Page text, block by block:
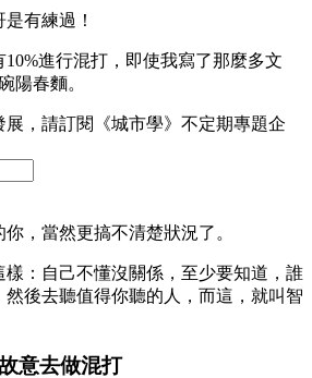
有練過！
進行混打，即使我寫了那麼多文
陽春麵。
，請訂閱《城市學》不定期專題企
，當然更搞不清楚狀況了。
：自己不懂沒關係，至少要知道，誰
後去聽值得你聽的人，而這，就叫智
意去做混打